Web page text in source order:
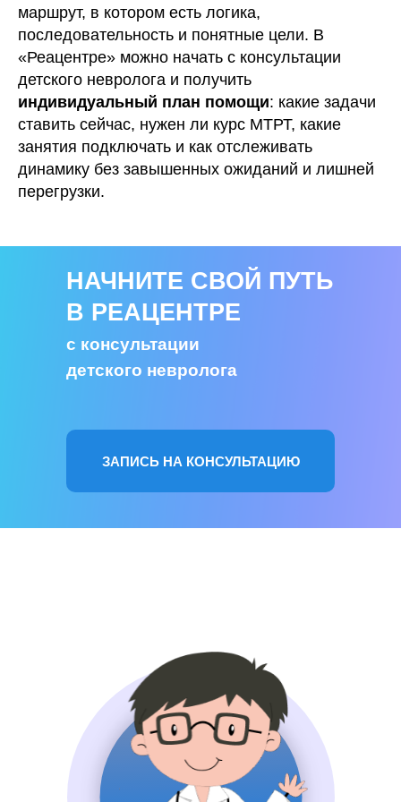
маршрут, в котором есть логика,
последовательность и понятные цели. В
«Реацентре» можно начать с консультации
детского невролога и получить
индивидуальный план помощи: какие задачи
ставить сейчас, нужен ли курс МТРТ, какие
занятия подключать и как отслеживать
динамику без завышенных ожиданий и лишней
перегрузки.
ЗАПИСЬ НА КОНСУЛЬТАЦИЮ
НАЧНИТЕ СВОЙ ПУТЬ
В РЕАЦЕНТРЕ
с консультации
детского невролога